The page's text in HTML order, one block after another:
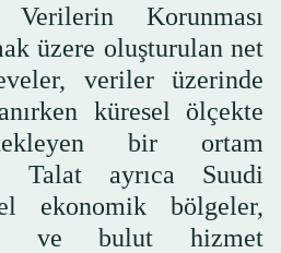
Korunması
üzere oluşturulan net
veriler üzerinde
küresel ölçekte
bir ortam
Talat ayrıca Suudi
ekonomik bölgeler,
ve bulut hizmet